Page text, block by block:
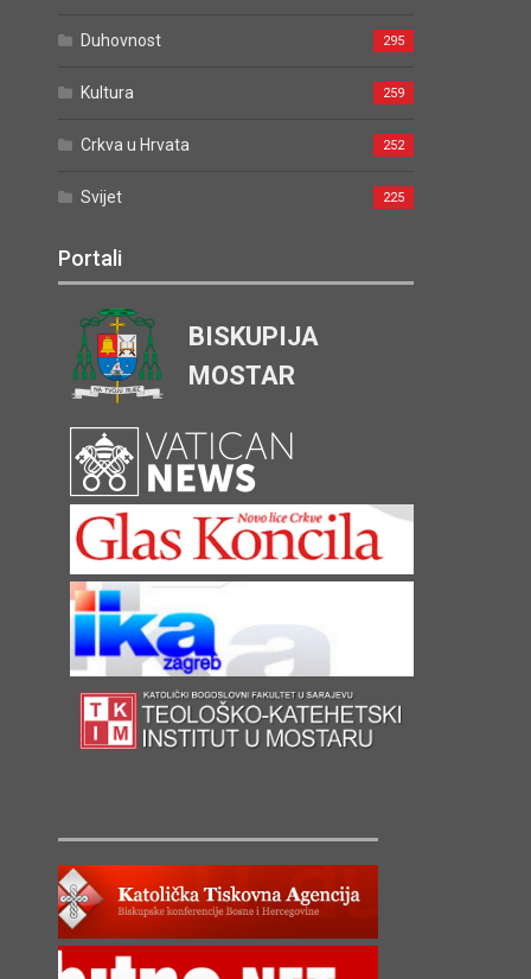
Duhovnost 295
Kultura 259
Crkva u Hrvata 252
Svijet 225
Portali
BISKUPIJA
MOSTAR